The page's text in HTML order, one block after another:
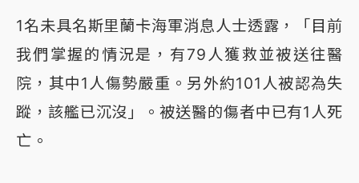
1名未具名斯里蘭卡海軍消息人士透露，「目前
我們掌握的情況是，有79人獲救並被送往醫
院，其中1人傷勢嚴重。另外約101人被認為失
蹤，該艦已沉沒」。被送醫的傷者中已有1人死
亡。